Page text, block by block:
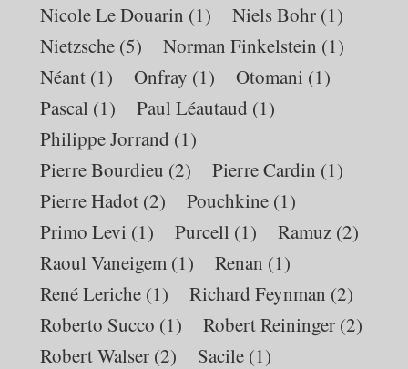
Nicole Le Douarin (1) Niels Bohr (1)
Nietzsche (5) Norman Finkelstein (1)
Néant (1) Onfray (1) Otomani (1)
Pascal (1) Paul Léautaud (1)
Philippe Jorrand (1)
Pierre Bourdieu (2) Pierre Cardin (1)
Pierre Hadot (2) Pouchkine (1)
Primo Levi (1) Purcell (1) Ramuz (2)
Raoul Vaneigem (1) Renan (1)
René Leriche (1) Richard Feynman (2)
Roberto Succo (1) Robert Reininger (2)
Robert Walser (2) Sacile (1)